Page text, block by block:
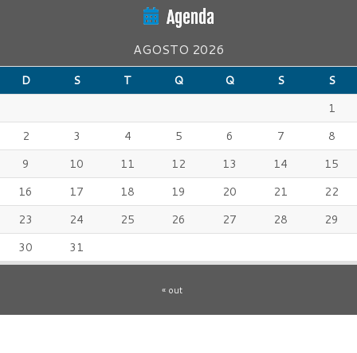
Agenda
AGOSTO 2026
D S T Q Q S
S
1
2
3 4 5 6 7
8
9
10 11 12 13 14
15
16
17 18 19 20 21
22
23
24 25 26 27 28
29
30
31
« out